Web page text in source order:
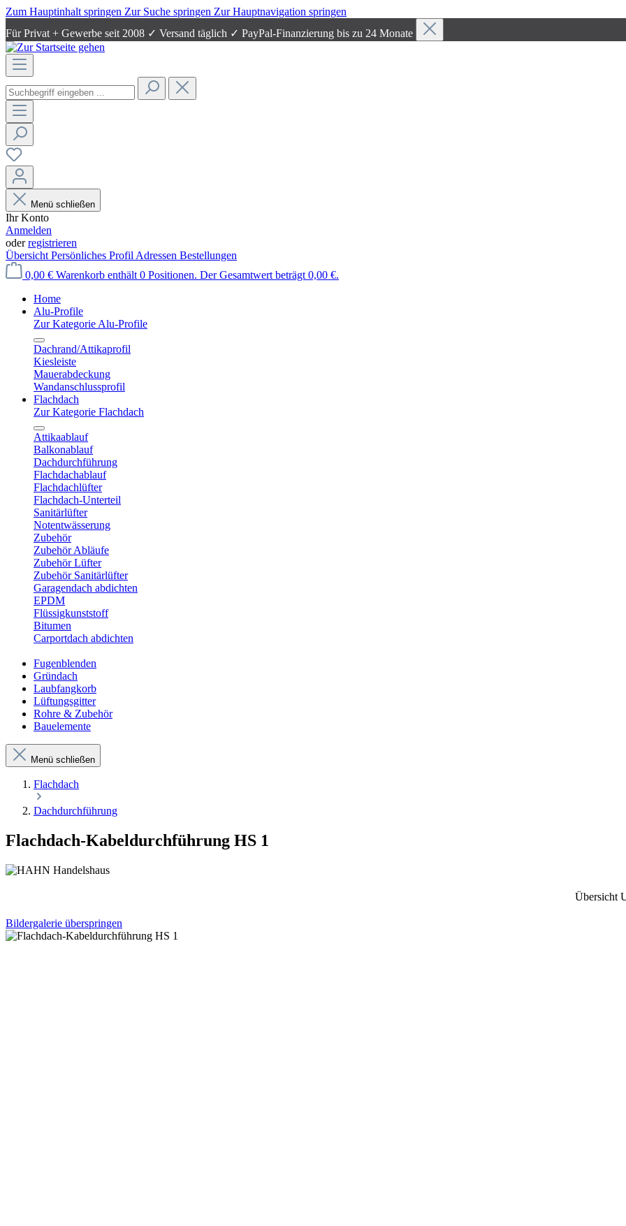
Zum Hauptinhalt springen Zur Suche springen Zur Hauptnavigation springen
Für Privat + Gewerbe seit 2008 ✓ Versand täglich ✓ PayPal-Finanzierung bis zu 24 Monate
Menü schließen
Ihr Konto
Anmelden
oderregistrieren
Übersicht Persönliches Profil Adressen Bestellungen
0,00 € Warenkorb enthält 0 Positionen. Der Gesamtwert beträgt 0,00 €.
Home
Alu-Profile
Zur Kategorie Alu-Profile
Dachrand/Attikaprofil
Kiesleiste
Mauerabdeckung
Wandanschlussprofil
Flachdach
Zur Kategorie Flachdach
Attikaablauf
Balkonablauf
Dachdurchführung
Flachdachablauf
Flachdachlüfter
Flachdach-Unterteil
Sanitärlüfter
Notentwässerung
Zubehör
Zubehör Abläufe
Zubehör Lüfter
Zubehör Sanitärlüfter
Garagendach abdichten
EPDM
Flüssigkunststoff
Bitumen
Carportdach abdichten
Fugenblenden
Gründach
Laubfangkorb
Lüftungsgitter
Rohre & Zubehör
Bauelemente
Menü schließen
Flachdach
Dachdurchführung
Flachdach-Kabeldurchführung HS 1
Übersicht
Bildergalerie überspringen